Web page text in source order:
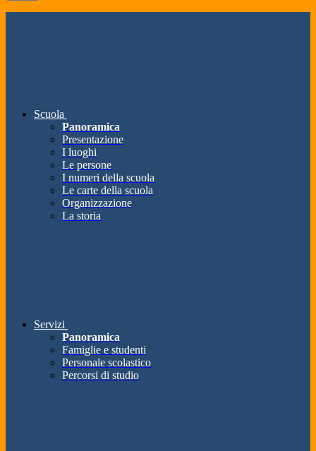
Scuola
Panoramica
Presentazione
I luoghi
Le persone
I numeri della scuola
Le carte della scuola
Organizzazione
La storia
Servizi
Panoramica
Famiglie e studenti
Personale scolastico
Percorsi di studio